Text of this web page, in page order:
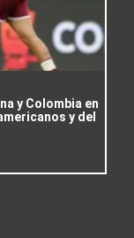
y Colombia en
y del